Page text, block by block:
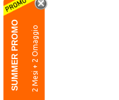
SUMMER PROMO 2 Mesi + 2 Omaggio